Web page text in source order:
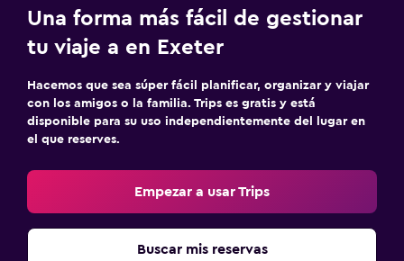
Una forma más fácil de gestionar
tu viaje a en Exeter
Hacemos que sea súper fácil planificar, organizar y viajar
con los amigos o la familia. Trips es gratis y está
disponible para su uso independientemente del lugar en
el que reserves.
Empezar a usar Trips
Buscar mis reservas